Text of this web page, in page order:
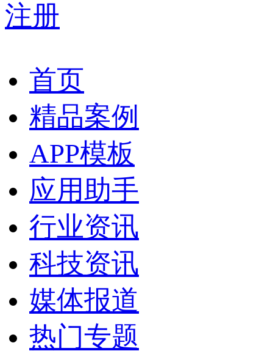
注册
首页
精品案例
APP模板
应用助手
行业资讯
科技资讯
媒体报道
热门专题